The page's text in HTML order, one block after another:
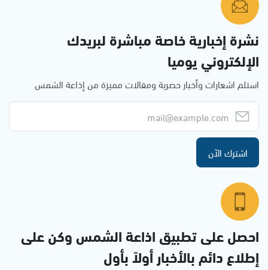
نشرة إخبارية خاصة مباشرة لبريدك
الإلكتروني يوميا
استلم اشعارات وأخبار حصرية ومقالات مميزة من إذاعة الشمس
اشترك الآن
احصل على تطبيق اذاعة الشمس وكن على
إطلاع دائم بالأخبار أولاً بأول